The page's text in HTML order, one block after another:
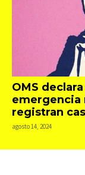
OMS
emergencia
registran
agosto 14, 2024